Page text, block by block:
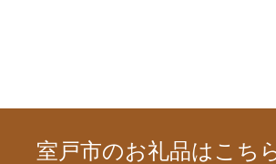
室戸市のお礼品はこち